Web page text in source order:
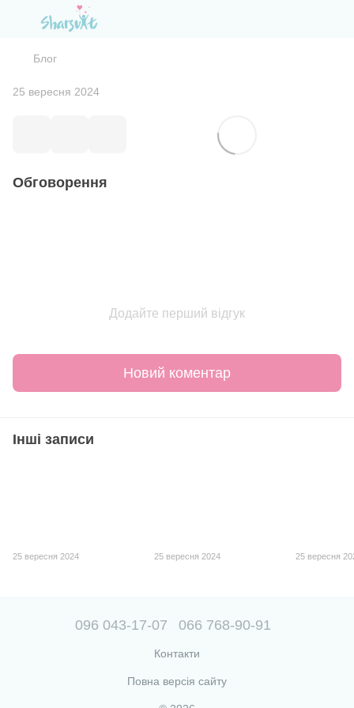
Блог
25 вересня 2024
Обговорення
Додайте перший відгук
Новий коментар
Інші записи
25 вересня 2024 25 вересня 2024 25 вересня
096 043-17-07 066 768-90-91
Контакти
Повна версія сайту